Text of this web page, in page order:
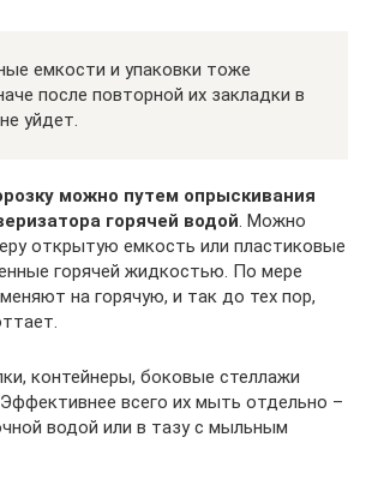
емкости и упаковки тоже
после повторной их закладки в
уйдет.
можно путем опрыскивания
горячей водой . Можно
открытую емкость или пластиковые
горячей жидкостью. По мере
на горячую, и так до тех пор,
контейнеры, боковые стеллажи
всего их мыть отдельно –
водой или в тазу с мыльным